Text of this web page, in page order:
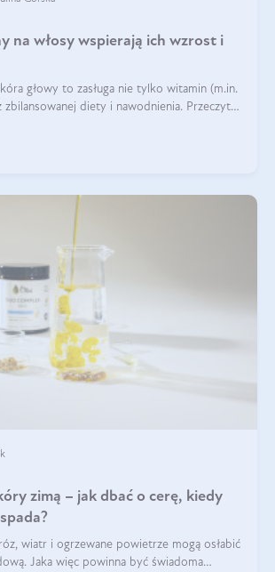
na włosy wspierają ich wzrost i
głowy to zasługa nie tylko witamin (m.in.
zbilansowanej diety i nawodnienia. Przeczytaj
zimą – jak dbać o cerę, kiedy
wiatr i ogrzewane powietrze mogą osłabić
Jaka więc powinna być świadoma